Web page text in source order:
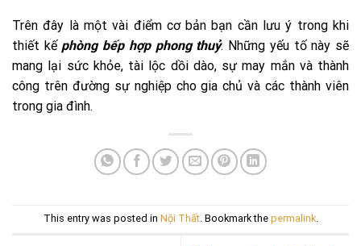
Trên đây là một vài điểm cơ bản bạn cần lưu ý trong khi
thiết kế phòng bếp hợp phong thuỷ. Những yếu tố này sẽ
mang lại sức khỏe, tài lộc dồi dào, sự may mắn và thành
công trên đường sự nghiệp cho gia chủ và các thành viên
trong gia đình.
This entry was posted in Nội Thất. Bookmark the permalink.